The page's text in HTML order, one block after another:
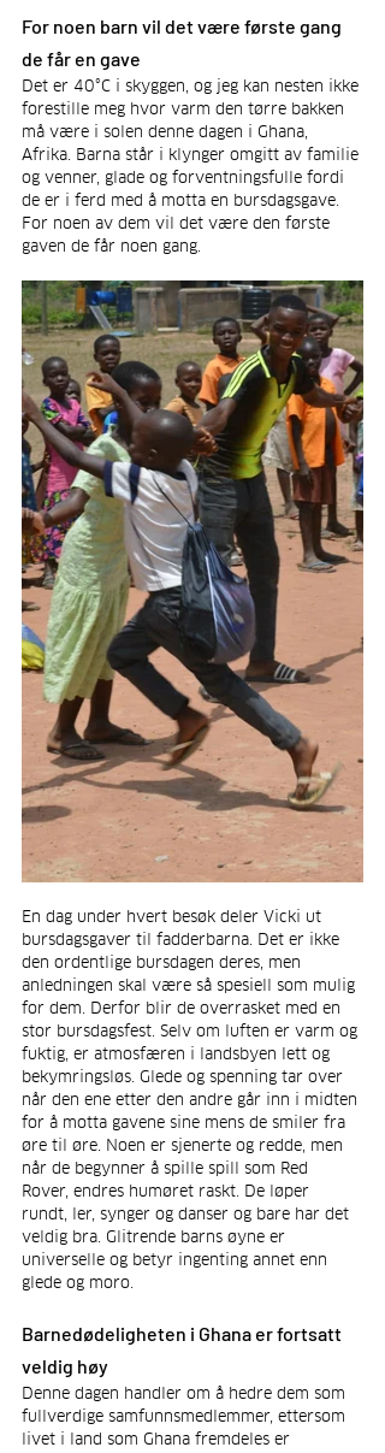
For noen barn vil det være første gang
de får en gave
Det er 40°C i skyggen, og jeg kan nesten ikke
forestille meg hvor varm den tørre bakken
må være i solen denne dagen i Ghana,
Afrika. Barna står i klynger omgitt av familie
og venner, glade og forventningsfulle fordi
de er i ferd med å motta en bursdagsgave.
For noen av dem vil det være den første
gaven de får noen gang.
En dag under hvert besøk deler Vicki ut
bursdagsgaver til fadderbarna. Det er ikke
den ordentlige bursdagen deres, men
anledningen skal være så spesiell som mulig
for dem. Derfor blir de overrasket med en
stor bursdagsfest. Selv om luften er varm og
fuktig, er atmosfæren i landsbyen lett og
bekymringsløs. Glede og spenning tar over
når den ene etter den andre går inn i midten
for å motta gavene sine mens de smiler fra
øre til øre. Noen er sjenerte og redde, men
når de begynner å spille spill som Red
Rover, endres humøret raskt. De løper
rundt, ler, synger og danser og bare har det
veldig bra. Glitrende barns øyne er
universelle og betyr ingenting annet enn
glede og moro.
Barnedødeligheten i Ghana er fortsatt
veldig høy
Denne dagen handler om å hedre dem som
fullverdige samfunnsmedlemmer, ettersom
livet i land som Ghana fremdeles er